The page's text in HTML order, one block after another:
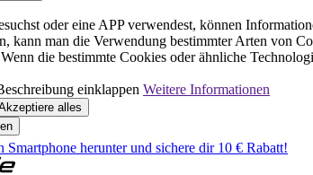
oder eine APP verwendest, können
kann man die Verwendung bestimmter Arten von
die bestimmte Cookies oder ähnliche
einklappen Weitere Informationen
alles
Smartphone herunter und sichere dir 10 € Rabatt!